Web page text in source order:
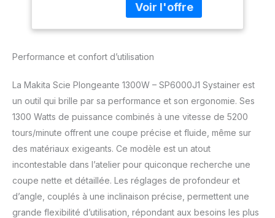
sécurité Régulateur
électronique pour un
démarrage sans à-coups
sélectionné Sécurité
coupes biaises
Compatible avec les rails
de guidage d'autres
fabricants Livré de série
en coffret MAK-PAC,
compatible avec les
systèmes empilables
standards Puissance
sonore (Lwa): 102 dB (A)
Vitesse de rotation: 5200
tours/min Diamètre de
Performance et confort d’utilisation
La Makita Scie Plongeante 1300W – SP6000J1 Systainer est
un outil qui brille par sa performance et son ergonomie. Ses
1300 Watts de puissance combinés à une vitesse de 5200
tours/minute offrent une coupe précise et fluide, même sur
des matériaux exigeants. Ce modèle est un atout
incontestable dans l’atelier pour quiconque recherche une
coupe nette et détaillée. Les réglages de profondeur et
d’angle, couplés à une inclinaison précise, permettent une
grande flexibilité d’utilisation, répondant aux besoins les plus